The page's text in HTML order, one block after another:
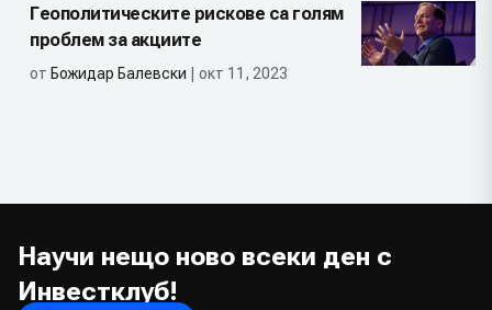
Геополитическите рискове са голям
проблем за акциите
от Божидар Балевски | окт 11, 2023
Научи нещо ново всеки ден с
Инвестклуб!